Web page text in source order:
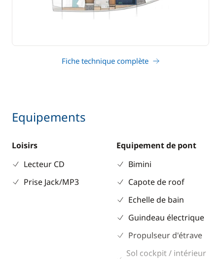
Fiche technique complète
Equipements
Loisirs
Lecteur CD
Prise Jack/MP3
Equipement de pont
Bimini
Capote de roof
Echelle de bain
Guindeau électrique
Propulseur d'étrave
Sol cockpit / intérieur